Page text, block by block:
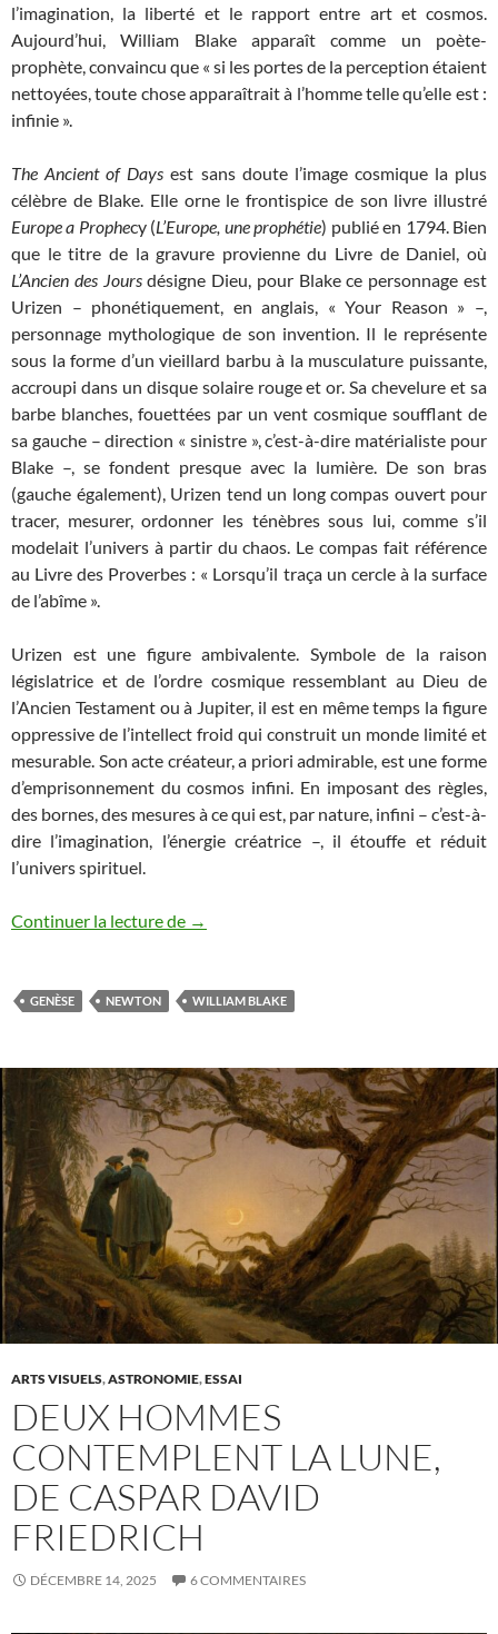
l’imagination, la liberté et le rapport entre art et cosmos.
Aujourd’hui, William Blake apparaît comme un poète-
prophète, convaincu que « si les portes de la perception étaient
nettoyées, toute chose apparaîtrait à l’homme telle qu’elle est :
infinie ».
The Ancient of Days est sans doute l’image cosmique la plus
célèbre de Blake. Elle orne le frontispice de son livre illustré
Europe a Prophecy (L’Europe, une prophétie) publié en 1794. Bien
que le titre de la gravure provienne du Livre de Daniel, où
L’Ancien des Joursdésigne Dieu, pour Blake ce personnage est
Urizen – phonétiquement, en anglais, « Your Reason » –,
personnage mythologique de son invention. Il le représente
sous la forme d’un vieillard barbu à la musculature puissante,
accroupi dans un disque solaire rouge et or. Sa chevelure et sa
barbe blanches, fouettées par un vent cosmique soufflant de
sa gauche – direction « sinistre », c’est-à-dire matérialiste pour
Blake –, se fondent presque avec la lumière. De son bras
(gauche également), Urizen tend un long compas ouvert pour
tracer, mesurer, ordonner les ténèbres sous lui, comme s’il
modelait l’univers à partir du chaos. Le compas fait référence
au Livre des Proverbes : « Lorsqu’il traça un cercle à la surface
de l’abîme ».
Urizen est une figure ambivalente. Symbole de la raison
législatrice et de l’ordre cosmique ressemblant au Dieu de
l’Ancien Testament ou à Jupiter, il est en même temps la figure
oppressive de l’intellect froid qui construit un monde limité et
mesurable. Son acte créateur, a priori admirable, est une forme
d’emprisonnement du cosmos infini. En imposant des règles,
des bornes, des mesures à ce qui est, par nature, infini – c’est-à-
dire l’imagination, l’énergie créatrice –, il étouffe et réduit
l’univers spirituel.
Continuer la lecture de L’Ancien des Jours de William Blake :
→
GENÈSE NEWTON WILLIAM BLAKE
ARTS VISUELS,ASTRONOMIE,ESSAI
DEUX HOMMES
CONTEMPLENT LA LUNE,
DE CASPAR DAVID
FRIEDRICH
DÉCEMBRE 14, 2025 6 COMMENTAIRES